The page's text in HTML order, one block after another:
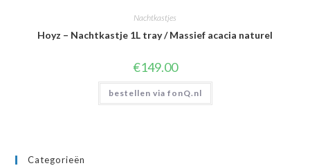
Nachtkastjes
Hoyz – Nachtkastje 1L tray / Massief acacia naturel
€149.00
bestellen via fonQ.nl
Categorieën